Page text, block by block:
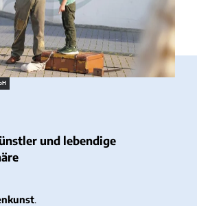
und lebendige
.